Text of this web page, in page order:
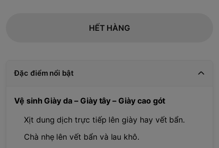
HẾT HÀNG
Đặc điểm nổi bật
Vệ sinh Giày da – Giày tây – Giày cao gót
Xịt dung dịch trực tiếp lên giày hay vết bẩn.
Chà nhẹ lên vết bẩn và lau khô.